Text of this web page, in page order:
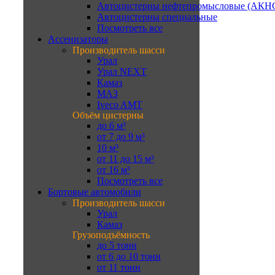
Автоцистерны нефтепромысловые
Автоцистерны специальные
Посмотреть все
Ассенизаторы
Производитель шасси
Урал
Урал NEXT
Камаз
МАЗ
Iveco AMT
Объём цистерны
до 6 м³
от 7 до 9 м³
10 м³
от 11 до 15 м³
от 16 м³
Посмотреть все
Бортовые автомобили
Производитель шасси
Урал
Камаз
Грузоподъёмность
до 5 тонн
от 6 до 10 тонн
от 11 тонн